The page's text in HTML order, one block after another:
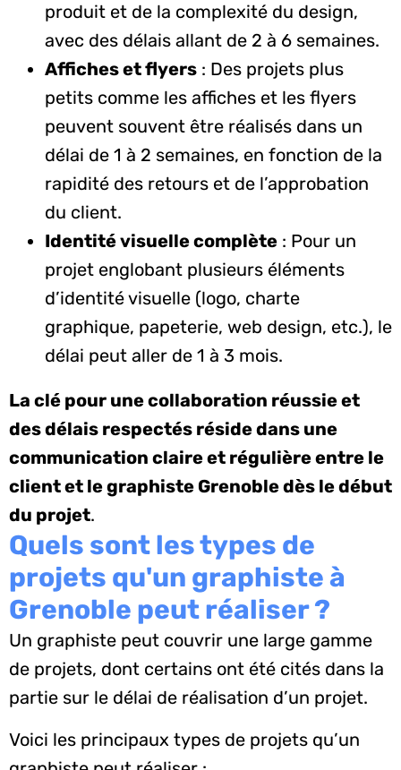
produit et de la complexité du design,
avec des délais allant de 2 à 6 semaines.
Affiches et flyers : Des projets plus
petits comme les affiches et les flyers
peuvent souvent être réalisés dans un
délai de 1 à 2 semaines, en fonction de la
rapidité des retours et de l’approbation
du client.
Identité visuelle complète : Pour un
projet englobant plusieurs éléments
d’identité visuelle (logo, charte
graphique, papeterie, web design, etc.), le
délai peut aller de 1 à 3 mois.
La clé pour une collaboration réussie et
des délais respectés réside dans une
communication claire et régulière entre le
client et le graphiste Grenoble dès le début
du projet.
Quels sont les types de
projets qu'un graphiste à
Grenoble peut réaliser ?
Un graphiste peut couvrir une large gamme
de projets, dont certains ont été cités dans la
partie sur le délai de réalisation d’un projet.
Voici les principaux types de projets qu’un